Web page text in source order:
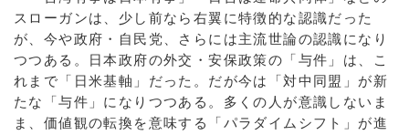
スローガンは、少し前なら右翼に特徴的な認識だった
が、今や政府・自民党、さらには主流世論の認識になり
つつある。日本政府の外交・安保政策の「与件」は、こ
れまで「日米基軸」だった。だが今は「対中同盟」が新
たな「与件」になりつつある。多くの人が意識しないま
ま、価値観の転換を意味する「パラダイムシフト」が進